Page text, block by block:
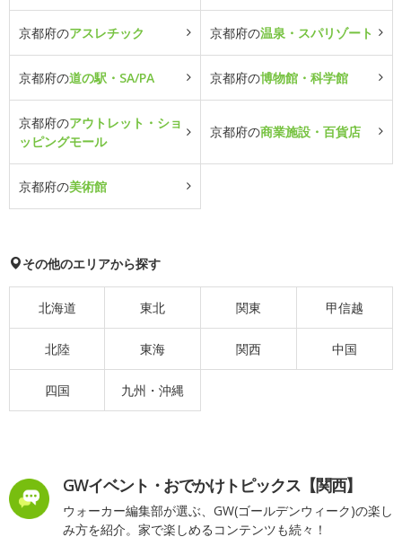
京都府のアスレチック 京都府の温泉・スパリゾート
京都府の道の駅・SA/PA 京都府の博物館・科学館
京都府のアウトレット・ショ
ッピングモール
京都府の商業施設・百貨店
京都府の美術館
その他のエリアから探す
北海道 東北 関東 甲信越
北陸 東海 関西 中国
四国 九州・沖縄
GWイベント・おでかけトピックス【関西】
ウォーカー編集部が選ぶ、GW(ゴールデンウィーク)の楽し
み方を紹介。家で楽しめるコンテンツも続々！